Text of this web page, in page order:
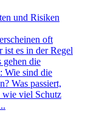
und Risiken
oft
es in der Regel
gehen die
Wie sind die
Was passiert,
wie viel Schutz